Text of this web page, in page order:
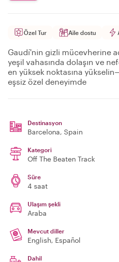
Özel Tur Aile dostu
Gaudí'nin gizli mücevherine
yeşil vahasında dolaşın ve
en yüksek noktasına
eşsiz özel deneyimde
Destinasyon
Barcelona, Spain
Kategori
Off The Beaten Track
Süre
4 saat
Ulaşım şekli
Araba
Mevcut diller
English, Español
Dahil